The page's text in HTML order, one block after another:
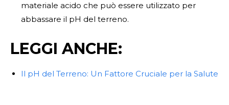
materiale acido che può essere utilizzato per
abbassare il pH del terreno.
LEGGI ANCHE:
Il pH del Terreno: Un Fattore Cruciale per la Salute